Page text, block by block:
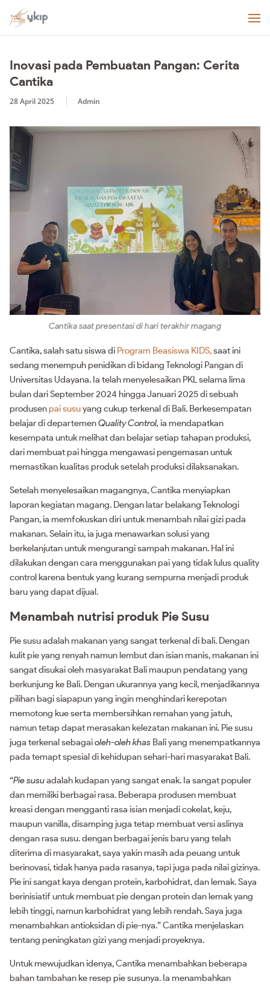
Inovasi pada Pembuatan Pangan: Cerita
Cantika
28 April 2025 Admin
Cantika saat presentasi di hari terakhir magang
Cantika, salah satu siswa di Program Beasiswa KIDS,saat ini
sedang menempuh penidikan di bidang Teknologi Pangan di
Universitas Udayana. Ia telah menyelesaikan PKL selama lima
bulan dari September 2024 hingga Januari 2025 di sebuah
produsenpai susuyang cukup terkenal di Bali. Berkesempatan
belajar di departemenQuality Control, ia mendapatkan
kesempata untuk melihat dan belajar setiap tahapan produksi,
dari membuat pai hingga mengawasi pengemasan untuk
memastikan kualitas produk setelah produksi dilaksanakan.
Setelah menyelesaikan magangnya, Cantika menyiapkan
laporan kegiatan magang. Dengan latar belakang Teknologi
Pangan, ia memfokuskan diri untuk menambah nilai gizi pada
makanan. Selain itu, ia juga menawarkan solusi yang
berkelanjutan untuk mengurangi sampah makanan. Hal ini
dilakukan dengan cara menggunakan pai yang tidak lulus quality
control karena bentuk yang kurang sempurna menjadi produk
baru yang dapat dijual.
Menambah nutrisi produk Pie Susu
Pie susu adalah makanan yang sangat terkenal di bali. Dengan
kulit pie yang renyah namun lembut dan isian manis, makanan ini
sangat disukai oleh masyarakat Bali maupun pendatang yang
berkunjung ke Bali. Dengan ukurannya yang kecil, menjadikannya
pilihan bagi siapapun yang ingin menghindari kerepotan
memotong kue serta membersihkan remahan yang jatuh,
namun tetap dapat merasakan kelezatan makanan ini. Pie susu
juga terkenal sebagaioleh-oleh khas Bali yang menempatkannya
pada temapt spesial di kehidupan sehari-hari masyarakat Bali.
“Pie susuadalah kudapan yang sangat enak. Ia sangat populer
dan memiliki berbagai rasa. Beberapa produsen membuat
kreasi dengan mengganti rasa isian menjadi cokelat, keju,
maupun vanilla, disamping juga tetap membuat versi aslinya
dengan rasa susu. dengan berbagai jenis baru yang telah
diterima di masyarakat, saya yakin masih ada peuang untuk
berinovasi, tidak hanya pada rasanya, tapi juga pada nilai gizinya.
Pie ini sangat kaya dengan protein, karbohidrat, dan lemak. Saya
berinisiatif untuk membuat pie dengan protein dan lemak yang
lebih tinggi, namun karbohidrat yang lebih rendah. Saya juga
menambahkan antioksidan di pie-nya.” Cantika menjelaskan
tentang peningkatan gizi yang menjadi proyeknya.
Untuk mewujudkan idenya, Cantika menambahkan beberapa
bahan tambahan ke resep pie susunya. Ia menambahkan